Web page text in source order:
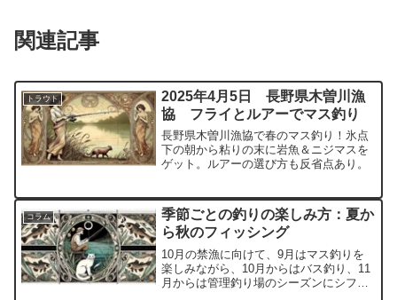
関連記事
トラウト
2025年4月5日 長野県木曽川漁
協 フライとルアーでマス釣り
長野県木曽川漁協で春のマス釣り！氷点
下の朝から粘りの末に岩魚＆ニジマスを
ゲット。ルアーの選び方も反省点あり。
コラム
季節ごとの釣りの楽しみ方：夏か
ら秋のフィッシング
10月の禁漁に向けて、9月はマス釣りを
楽しみながら、10月からはバス釣り、11
月からは管理釣り場のシーズンにシフ